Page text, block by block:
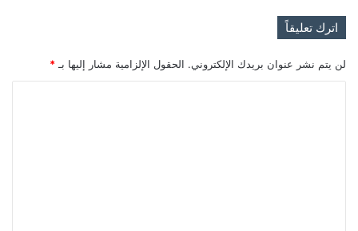
اترك تعليقاً
لن يتم نشر عنوان بريدك الإلكتروني. الحقول الإلزامية مشار إليها بـ *